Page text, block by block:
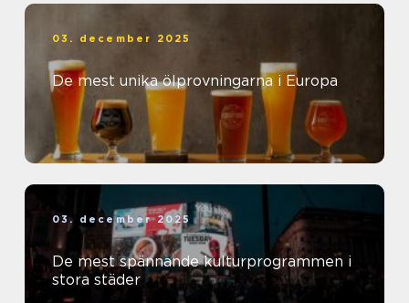
03. december 2025
De mest unika ölprovningarna i Europa
03. december 2025
De mest spännande kulturprogrammen i
stora städer